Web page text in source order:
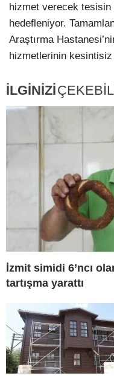
hizmet verecek tesisin
hedefleniyor.
Araştırma
hizmetlerinin
İLGİNİZİ
İzmit simidi 6’ncı
tartışma yarattı